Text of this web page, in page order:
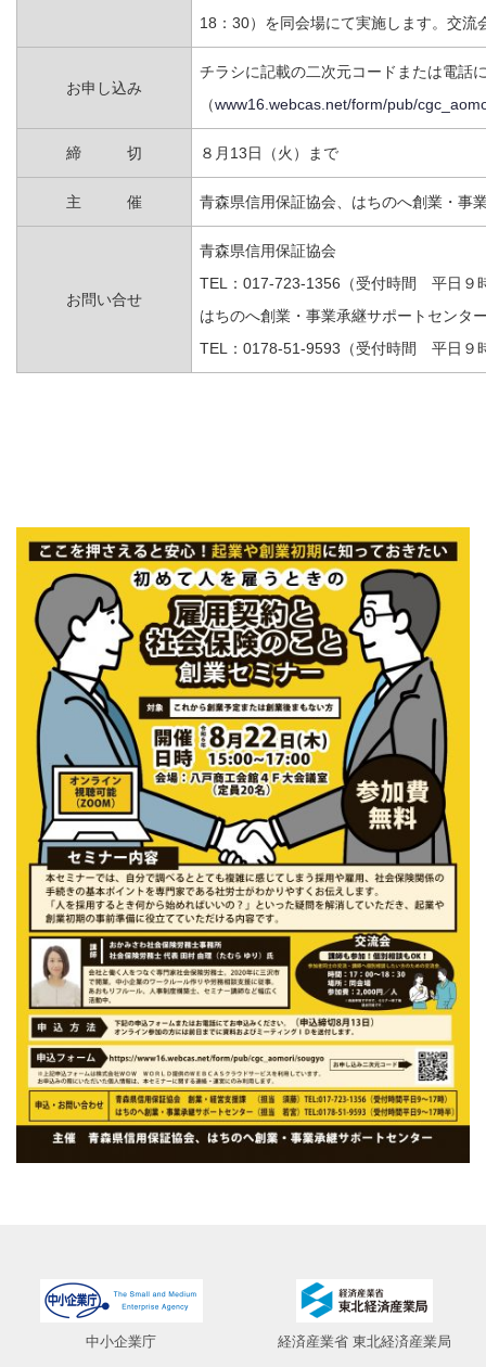
18：30）を同会場にて実施します。交
お申し込み
チラシに記載の二次元コードまたは電話
（www16.webcas.net/form/pub/
締 切 ８月13日（火）まで
主 催 青森県信用保証協会、はちのへ創業・事
お問い合せ
青森県信用保証協会
TEL：017-723-1356（受付時間 平日９
はちのへ創業・事業承継サポートセンタ
TEL：0178-51-9593（受付時間 平日９
中小企業庁 経済産業省 東北経済産業局